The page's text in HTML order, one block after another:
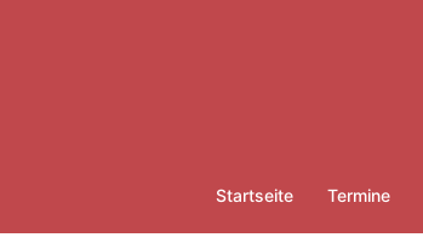
Startseite Termine